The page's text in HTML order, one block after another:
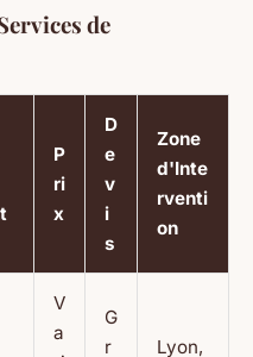
de
P
ri
x
D
e
v
i
s
Zone
d'Inte
rventi
on
V
a
G
r
Lyon,